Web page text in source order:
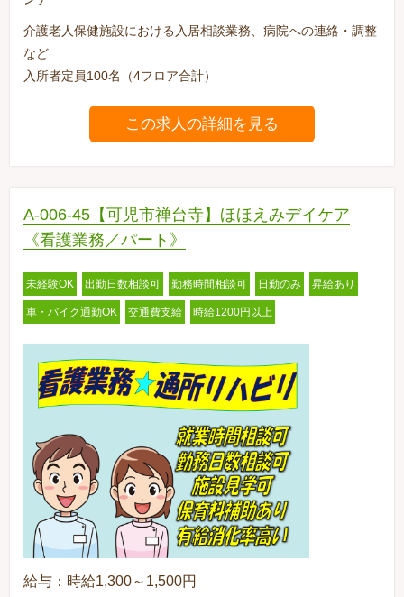
介護老人保健施設における入居相談業務、病院への連絡・調整
など
入所者定員100名（4フロア合計）
この求人の詳細を見る
A-006-45【可児市禅台寺】ほほえみデイケア
《看護業務／パート》
未経験OK 出勤日数相談可 勤務時間相談可 日勤のみ 昇給あり
車・バイク通勤OK 交通費支給 時給1200円以上
給与：時給1,300～1,500円